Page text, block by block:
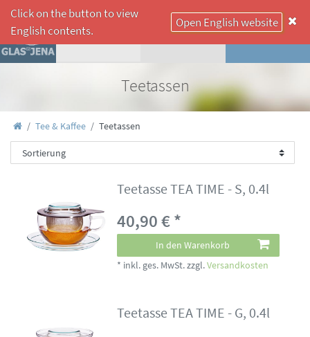
☰
Click on the button to view
English contents.
Open English website
Teetassen
Tee & Kaffee Teetassen
Teetasse TEA TIME - S, 0.4l
40,90 € *
In den Warenkorb
* inkl. ges. MwSt.zzgl.Versandkosten
Teetasse TEA TIME - G, 0.4l